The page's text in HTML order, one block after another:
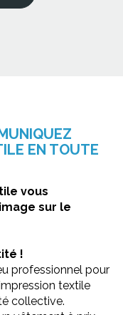
EN TOUTE
vous
sur le
!
professionnel pour
textile
collective.